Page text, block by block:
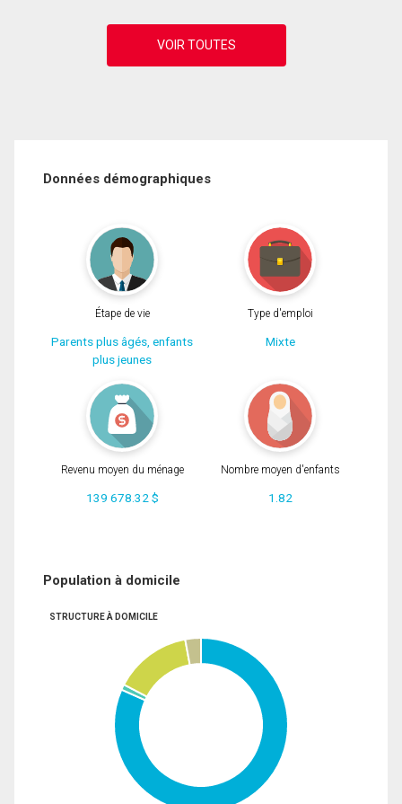
Données démographiques
Étape de vie
Parents plus âgés, enfants
plus jeunes
Type d'emploi
Mixte
Revenu moyen du ménage
139 678.32 $
Nombre moyen d'enfants
1.82
Population à domicile
STRUCTURE À DOMICILE